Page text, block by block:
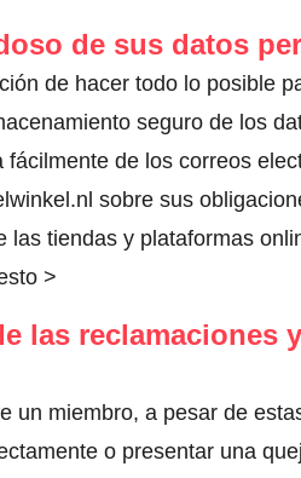
de sus datos
de hacer todo lo posible
seguro de los
de los correos
sobre sus
las tiendas y plataformas
>
las reclamaciones
un miembro, a pesar de
o presentar una